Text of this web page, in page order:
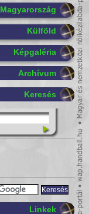
Magyarország
Külföld
Képgaléria
Archívum
Keresés
Linkek